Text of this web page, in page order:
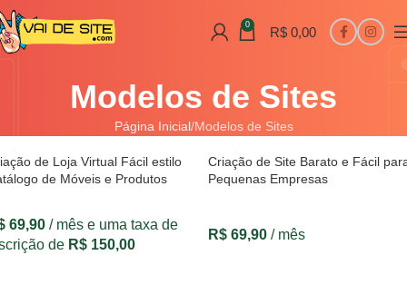
0 R$ 0,00
Modelos de Sites
Página Inicial Modelos de Sites
de Loja Virtual Fácil estilo
de Móveis e Produtos
69,90 / mês e uma taxa de
de R$ 150,00
Criação de Site Barato e Fácil
Pequenas Empresas
R$ 69,90 / mês